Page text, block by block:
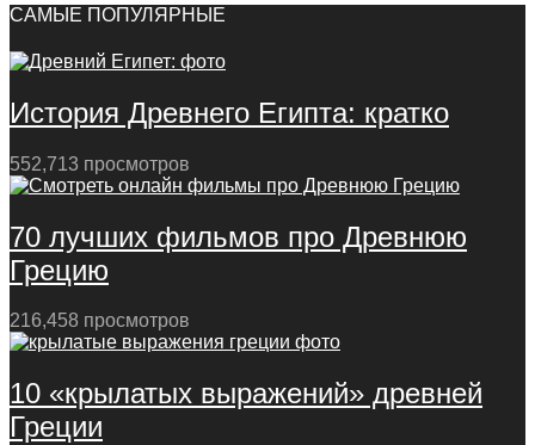
САМЫЕ ПОПУЛЯРНЫЕ
История Древнего Египта: кратко
552,713 просмотров
70 лучших фильмов про Древнюю
Грецию
216,458 просмотров
10 «крылатых выражений» древней
Греции